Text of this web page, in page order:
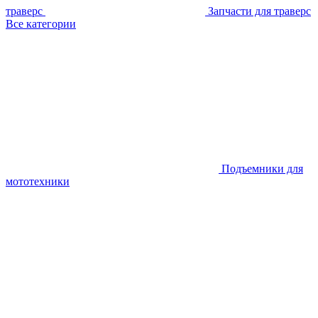
траверс
Запчасти для траверс
Все категории
Подъемники для
мототехники